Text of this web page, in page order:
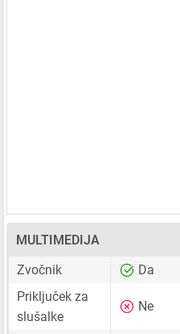
MULTIMEDIJA
Zvočnik
Da
Priključek za
slušalke
Ne